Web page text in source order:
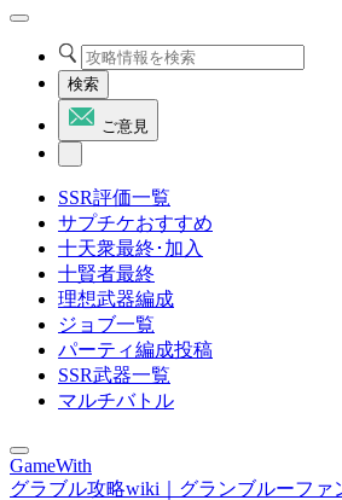
検索
ご意見
SSR評価一覧
サプチケおすすめ
十天衆最終･加入
十賢者最終
理想武器編成
ジョブ一覧
パーティ編成投稿
SSR武器一覧
マルチバトル
GameWith
グラブル攻略wiki｜グランブルーファ